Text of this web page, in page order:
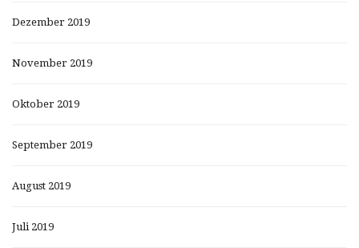
Dezember 2019
November 2019
Oktober 2019
September 2019
August 2019
Juli 2019